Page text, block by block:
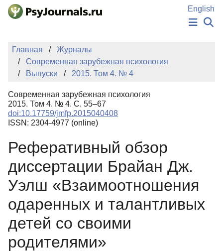
Перейти к основному содержанию
English
НОВОСТИ
ИЗДАНИЯ
АВТОРЫ
БАЗА ЗНАНИЙ
КЛЮЧЕВЫЕ СЛОВА
Регистрация
Главная
Журналы
Современная зарубежная психология
Выпуски
2015. Том 4. № 4
Современная зарубежная психология
2015. Том 4. № 4. С. 55–67
doi:10.17759/jmfp.2015040408
ISSN: 2304-4977 (online)
Реферативный обзор
диссертации Брайан Дж.
Уэлш «Взаимоотношения
одаренных и талантливых
детей со своими
родителями»